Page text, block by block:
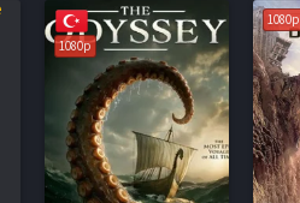
1080p
1080p